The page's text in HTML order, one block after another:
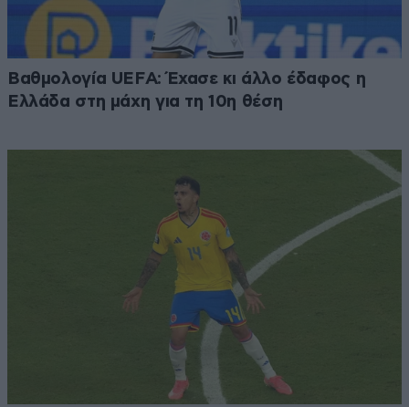
Βαθμολογία UEFA: Έχασε κι άλλο έδαφος η
Ελλάδα στη μάχη για τη 10η θέση